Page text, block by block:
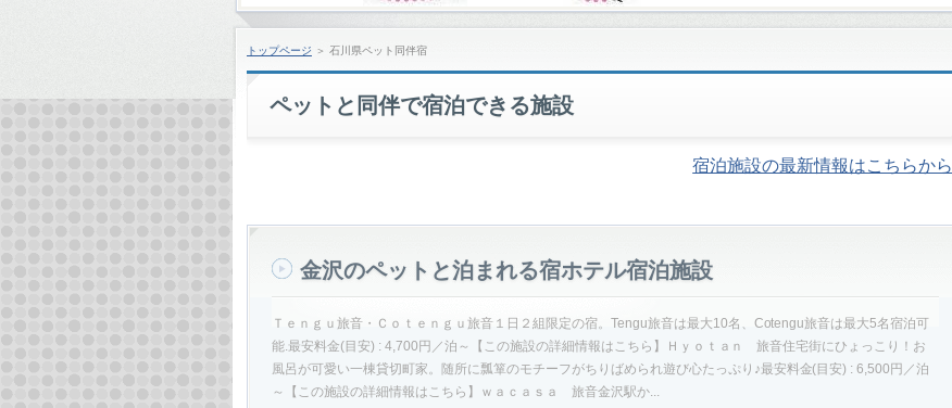
トップページ ＞ 石川県ペット同伴宿
ペットと同伴で宿泊できる施設
宿泊施設の最新情報はこちらから
金沢のペットと泊まれる宿ホテル宿泊施設
Ｔｅｎｇｕ旅音・Ｃｏｔｅｎｇｕ旅音１日２組限定の宿。Tengu旅音は最大10名、Cotengu旅音は最大5名宿泊可
能.最安料金(目安) : 4,700円／泊～【この施設の詳細情報はこちら】Ｈｙｏｔａｎ 旅音住宅街にひょっこり！お
風呂が可愛い一棟貸切町家。随所に瓢箪のモチーフがちりばめられ遊び心たっぷり♪最安料金(目安) : 6,500円／泊
～【この施設の詳細情報はこちら】ｗａｃａｓａ 旅音金沢駅か...